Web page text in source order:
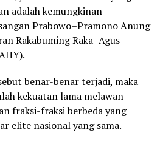
adalah kemungkinan
Prabowo–Pramono Anung
Rakabuming Raka–Agus
benar-benar terjadi, maka
kekuatan lama melawan
fraksi-fraksi berbeda yang
elite nasional yang sama.